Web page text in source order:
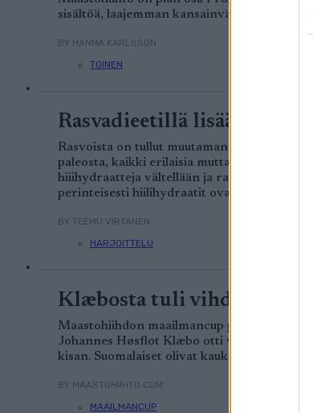
sisältöä, laajemman kansainvälisen
BY HANNA KARLSSON
TOINEN
Rasvadieetillä lisää
Rasvoista on tullut muutaman viime vuoden
paleosta, kaikki erilaisia mutta toisiaan
hiiihydraatteja vältellään ja rasvoja
perinteisesti hiilihydraatit ovat olleet
BY TEEMU VIRTANEN
HARJOITTELU
Klæbosta tuli vihdoin
Maastohiihdon maailmancup päättyi eilen
Johannes Høsflot Klæbo otti vihdoin
kisan. Suomalaiset olivat kaukana kärjestä.
BY MAASTOHIIHTO.COM
MAAILMANCUP